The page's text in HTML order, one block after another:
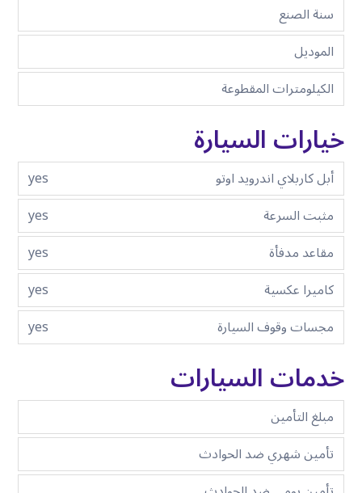
سنة الصنع
الموديل
الكيلومترات المقطوعة
خيارات السيارة
أبل كاربلاي اندرويد اوتو
yes
مثبت السرعة
yes
مقاعد مدفأة
yes
كاميرا عكسية
yes
مجسات وقوف السيارة
yes
خدمات السيارات
مبلغ التأمين
تأمين شهري ضد الحوادث